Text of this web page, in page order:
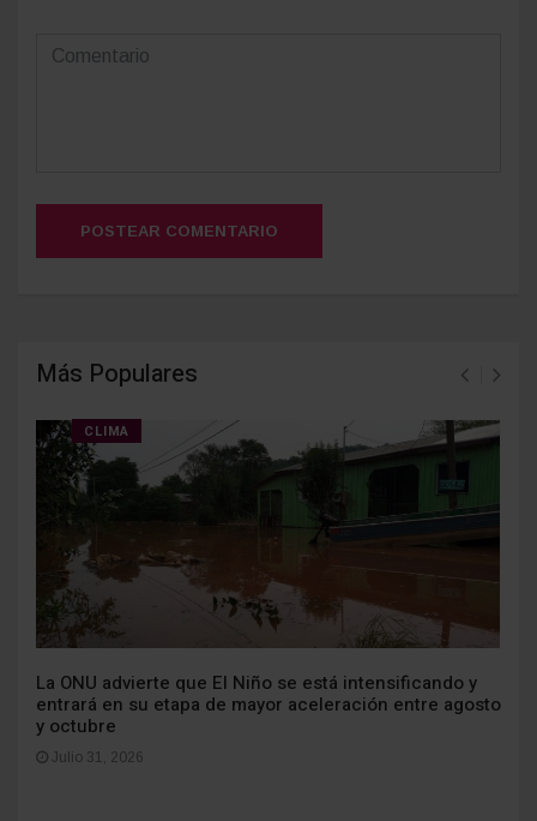
POSTEAR COMENTARIO
Más Populares
CLIMA
La ONU advierte que El Niño se está intensificando y
entrará en su etapa de mayor aceleración entre agosto
y octubre
Julio 31, 2026